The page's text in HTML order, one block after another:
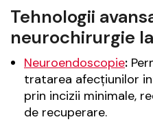
Tehnologii
neurochirurgie
Neuroendoscopie:
tratarea afecțiunilor
prin incizii minimale,
de recuperare.